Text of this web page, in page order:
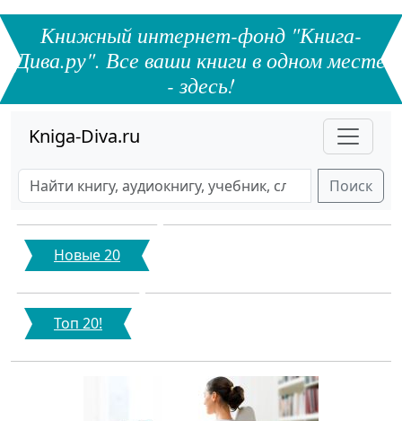
Книжный интернет-фонд "Книга-
Дива.ру". Все ваши книги в одном месте
- здесь!
Kniga-Diva.ru
Поиск
Новые 20
Топ 20!